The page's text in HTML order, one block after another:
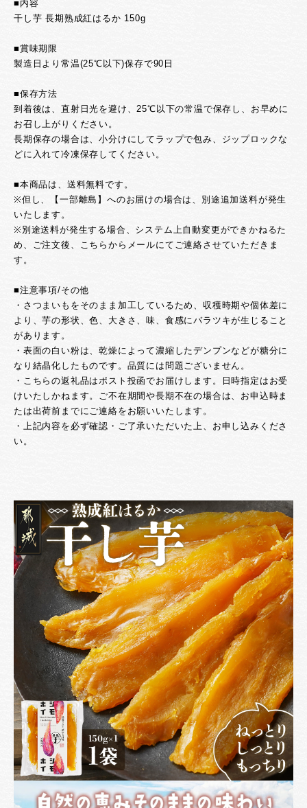
■内容
干し芋 長期熟成紅はるか 150g
■賞味期限
製造日より常温(25℃以下)保存で90日
■保存方法
到着後は、直射日光を避け、25℃以下の常温で保存し、お早めに
お召し上がりください。
長期保存の場合は、小分けにしてラップで包み、ジップロックな
どに入れて冷凍保存してください。
■本商品は、送料無料です。
※但し、【一部離島】へのお届けの場合は、別途追加送料が発生
いたします。
※別途送料が発生する場合、システム上自動変更ができかねるた
め、ご注文後、こちらからメールにてご連絡させていただきま
す。
■注意事項/その他
・さつまいもをそのまま加工しているため、収穫時期や個体差に
より、芋の形状、色、大きさ、味、食感にバラツキが生じること
があります。
・表面の白い粉は、乾燥によって濃縮したデンプンなどが糖分に
なり結晶化したものです。品質には問題ございません。
・こちらの返礼品はポスト投函でお届けします。日時指定はお受
けいたしかねます。ご不在期間や長期不在の場合は、お申込時ま
たは出荷前までにご連絡をお願いいたします。
・上記内容を必ず確認・ご了承いただいた上、お申し込みくださ
い。